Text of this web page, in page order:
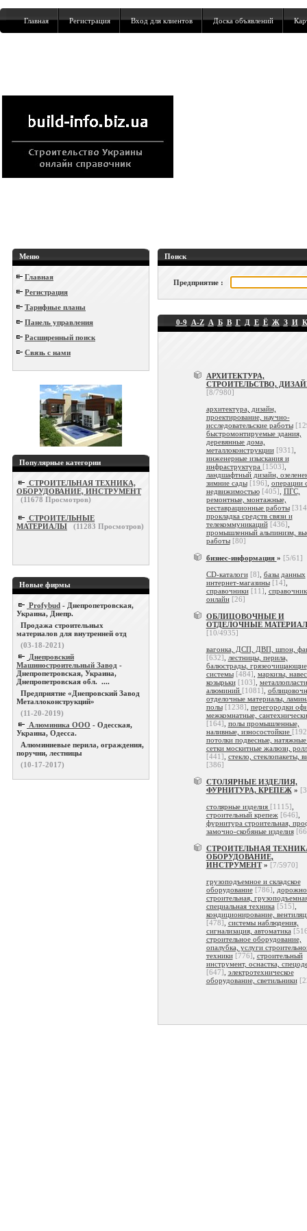
Главная Регистрация Вход для клиентов Доска объявлений
Меню
Главная
Регистрация
Тарифные планы
Панель управления
Расширенный поиск
Связь с нами
Популярные категории
СТРОИТЕЛЬНАЯ ТЕХНИКА,
ОБОРУДОВАНИЕ, ИНСТРУМЕНТ
(11678 Просмотров)
СТРОИТЕЛЬНЫЕ
МАТЕРИАЛЫ
(11283 Просмотров)
Новые фирмы
Profybud - Днепропетровская,
Украина, Днепр.
Продажа строительных
материалов для внутренней отд
(03-18-2021)
Днепровский
Машиностроительный Завод -
Днепропетровская, Украина,
Днепропетровская обл. ....
Предприятие «Днепровский Завод
Металлоконструкций»
(11-20-2019)
Алюминика ООО - Одесская,
Украина, Одесса.
Алюминиевые перила, ограждения,
поручни, лестницы
(10-17-2017)
Поиск
Предприятие :
0-9 A-Z А Б В Г Д Е Ё Ж З И К
АРХИТЕКТУРА,
СТРОИТЕЛЬСТВО,
[8/7980]
архитектура, дизайн,
проектирование, научно-
исследовательские работы
быстромонтируемые здания,
деревянные дома,
металлоконструкции [931]
инженерные изыскания и
инфраструктура [1503]
ландшафтный дизайн,
зимние сады [196] операции
недвижимостью [405] ПГС,
ремонтные, монтажные,
реставрационные работы
прокладка средств связи и
телекоммуникаций [436]
промышленный альпинизм,
работы [80]
бизнес-информация » [5/61]
CD-каталоги [8] базы данных
интернет-магазины [14]
справочники [11]
онлайн [26]
ОБЛИЦОВОЧНЫЕ И
ОТДЕЛОЧНЫЕ
[10/4935]
вагонка, ДСП, ДВП, шпон,
[632]
лестницы, перила,
балюстрады, грязеочищающие
системы [484] маркизы,
козырьки [103]
алюминий [1081]
отделочные материалы,
полы [1238] перегородки
межкомнатные,
[164] полы промышленные,
наливные, износостойкие
потолки подвесные,
сетки москитные жалюзи,
[441] стекло, стеклопакеты,
[386]
СТОЛЯРНЫЕ ИЗДЕЛИЯ,
ФУРНИТУРА, КРЕПЕЖ»
столярные изделия [1115]
строительный крепеж [646]
фурнитура строительная,
замочно-скобяные изделия
СТРОИТЕЛЬНАЯ
ОБОРУДОВАНИЕ,
ИНСТРУМЕНТ» [7/5970]
грузоподъемное и складское
оборудование [786]
строительная,
специальная техника [515]
кондиционирование,
[478] системы наблюдения,
сигнализация, автоматика
строительное оборудование,
опалубка, услуги
техники [776] строительный
инструмент, оснастка,
[647] электротехническое
оборудование, светильники